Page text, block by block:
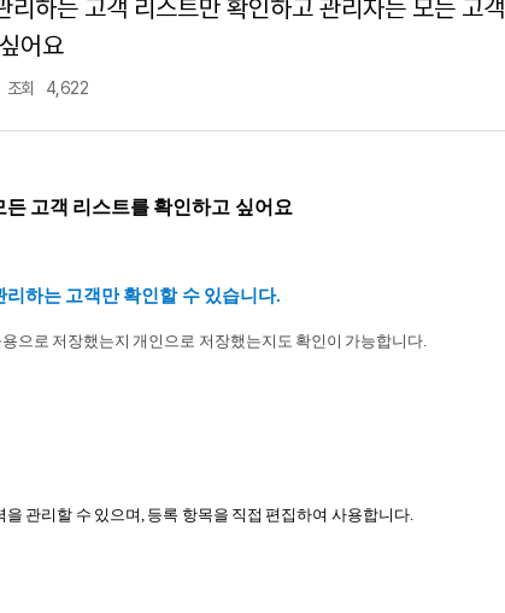
관리하는 고객 리스트만 확인하고 관리자는 모든 고객
어요
조회 4,622
고객 리스트를 확인하고 싶어요
하는 고객만 확인할 수 있습니다.
으로 저장했는지 개인으로 저장했는지도 확인이 가능합니다.
관리할 수 있으며, 등록 항목을 직접 편집하여 사용합니다.